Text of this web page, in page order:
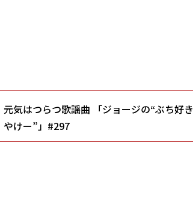
元気はつらつ歌謡曲 「ジョージの“ぶち好き
やけー”」#297